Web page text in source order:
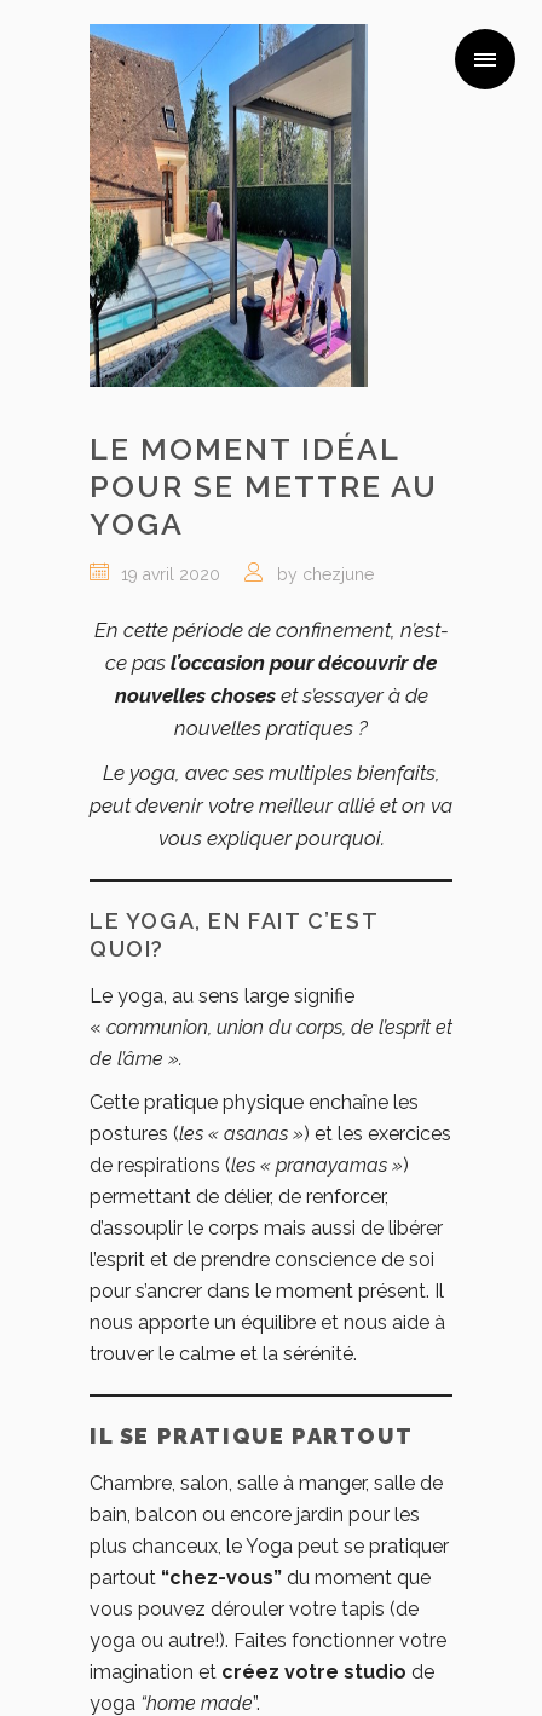
LE MOMENT IDÉAL
POUR SE METTRE AU
YOGA
19 avril 2020 by chezjune
En cette période de confinement, n’est-
ce pas l’occasion pour découvrir de
nouvelles choseset s’essayer à de
nouvelles pratiques ?
Le yoga, avec ses multiples bienfaits,
peut devenir votre meilleur allié et on va
vous expliquer pourquoi.
LE YOGA, EN FAIT C’EST
QUOI?
Le yoga, au sens large signifie
« communion, union du corps, de l’esprit et
de l’âme ».
Cette pratique physique enchaîne les
postures (les « asanas ») et les exercices
de respirations (les « pranayamas »)
permettant de délier, de renforcer,
d’assouplir le corps mais aussi de libérer
l’esprit et de prendre conscience de soi
pour s’ancrer dans le moment présent. Il
nous apporte un équilibre et nous aide à
trouver le calme et la sérénité.
IL SE PRATIQUE PARTOUT
Chambre, salon, salle à manger, salle de
bain, balcon ou encore jardin pour les
plus chanceux, le Yoga peut se pratiquer
partout “chez-vous” du moment que
vous pouvez dérouler votre tapis (de
yoga ou autre!). Faites fonctionner votre
imagination et créez votre studio de
yoga “home made”.